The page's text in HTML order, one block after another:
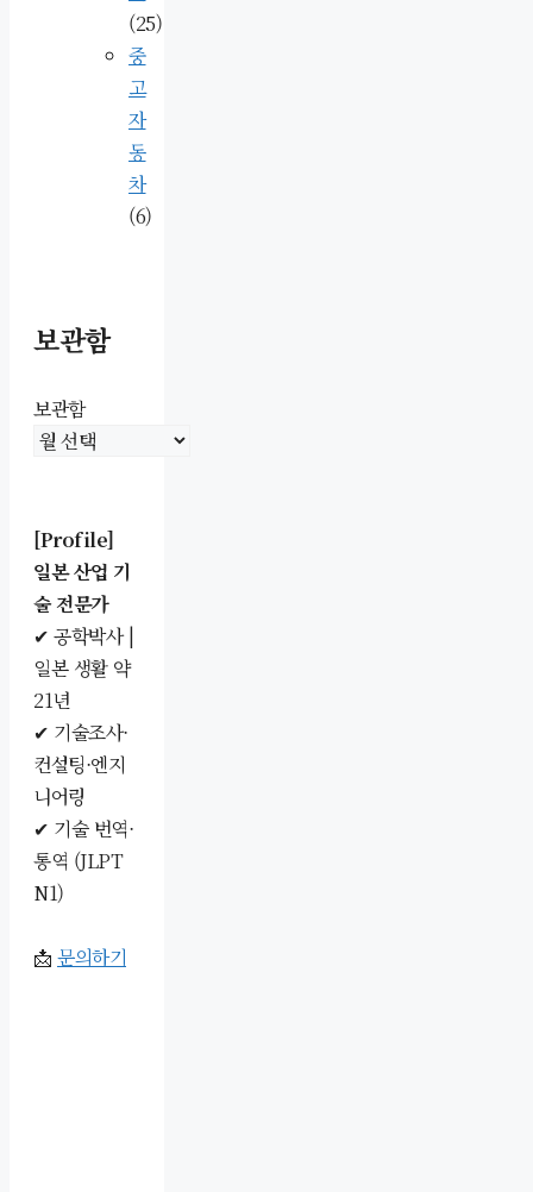
(25)
중
고
자
동
차
(6)
보관함
보관함
[Profile]
일본 산업 기
술 전문가
✔ 공학박사 |
일본 생활 약
21년
✔ 기술조사·
컨설팅·엔지
니어링
✔ 기술 번역·
통역 (JLPT
N1)
📩 문의하기